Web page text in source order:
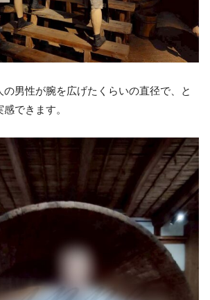
男性が腕を広げたくらいの直径で、と
できます。